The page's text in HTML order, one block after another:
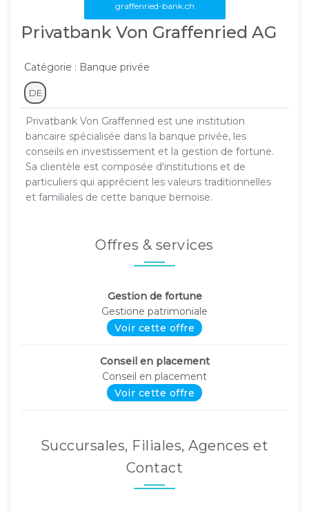
graffenried-bank.ch
Privatbank Von Graffenried AG
Catégorie : Banque privée
DE
Privatbank Von Graffenried est une institution
bancaire spécialisée dans la banque privée, les
conseils en investissement et la gestion de fortune.
Sa clientèle est composée d'institutions et de
particuliers qui apprécient les valeurs traditionnelles
et familiales de cette banque bernoise.
Offres & services
Gestion de fortune
Gestione patrimoniale
Voir cette offre
Conseil en placement
Conseil en placement
Voir cette offre
Succursales, Filiales, Agences et
Contact